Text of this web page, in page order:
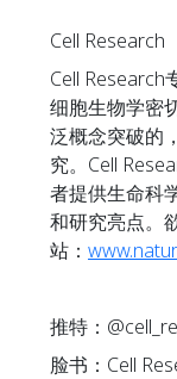
Cell Research
Cell Research
细胞生物学密
泛概念突破的
究。Cell
者提供生命科
和研究亮点。
站：
推特：
脸书：Cell